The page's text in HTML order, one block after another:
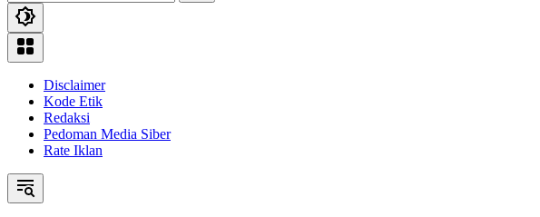
Disclaimer
Kode Etik
Redaksi
Pedoman Media Siber
Rate Iklan